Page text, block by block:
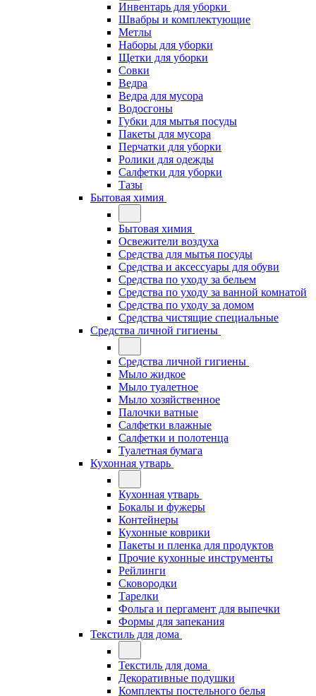
Инвентарь для уборки
Швабры и комплектующие
Метлы
Наборы для уборки
Щетки для уборки
Совки
Ведра
Ведра для мусора
Водосгоны
Губки для мытья посуды
Пакеты для мусора
Перчатки для уборки
Ролики для одежды
Салфетки для уборки
Тазы
Бытовая химия
Бытовая химия
Освежители воздуха
Средства для мытья посуды
Средства и аксессуары для обуви
Средства по уходу за бельем
Средства по уходу за ванной комнатой
Средства по уходу за домом
Средства чистящие специальные
Средства личной гигиены
Средства личной гигиены
Мыло жидкое
Мыло туалетное
Мыло хозяйственное
Палочки ватные
Салфетки влажные
Салфетки и полотенца
Туалетная бумага
Кухонная утварь
Кухонная утварь
Бокалы и фужеры
Контейнеры
Кухонные коврики
Пакеты и пленка для продуктов
Прочие кухонные инструменты
Рейлинги
Сковородки
Тарелки
Фольга и пергамент для выпечки
Формы для запекания
Текстиль для дома
Текстиль для дома
Декоративные подушки
Комплекты постельного белья